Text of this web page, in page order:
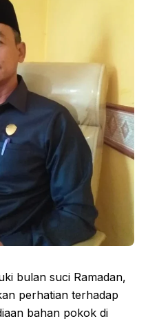
bulan suci Ramadan,
perhatian terhadap
bahan pokok di